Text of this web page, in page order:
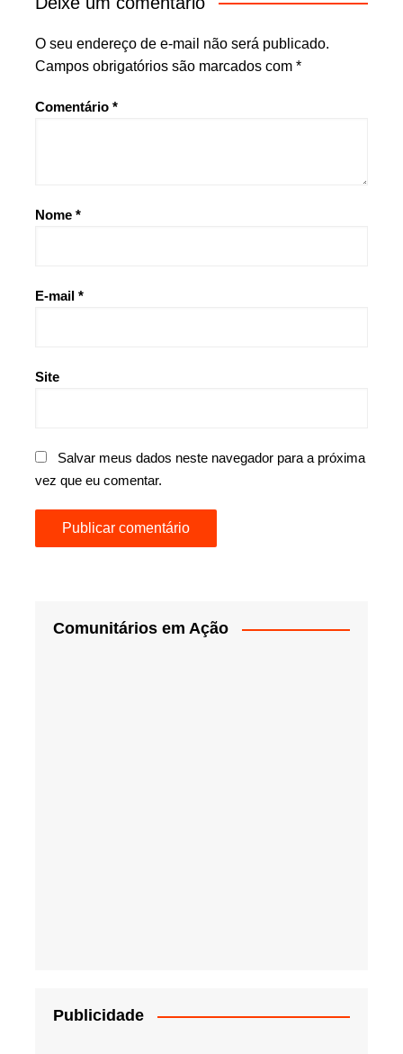
O seu endereço de e-mail não será publicado.
Campos obrigatórios são marcados com *
Comentário *
Nome *
E-mail *
Site
Salvar meus dados neste navegador para a próxima
vez que eu comentar.
Comunitários em Ação
Publicidade